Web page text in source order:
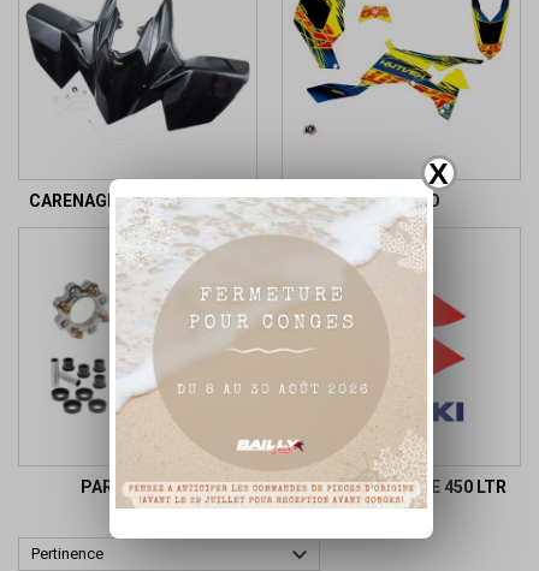
X
CARENAGES ET RESERVOIR KIT DECO
PARTIE CYCLE PIECES D'ORIGINE 450 LTR
Pertinence 